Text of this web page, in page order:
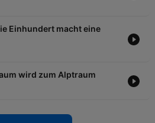
Einhundert macht eine
wird zum Alptraum